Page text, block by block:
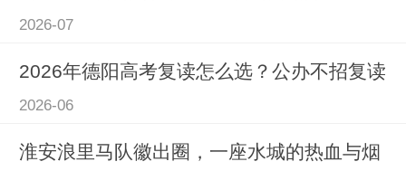
2026-07
2026年德阳高考复读怎么选？公办不招复读
2026-06
淮安浪里马队徽出圈，一座水城的热血与烟